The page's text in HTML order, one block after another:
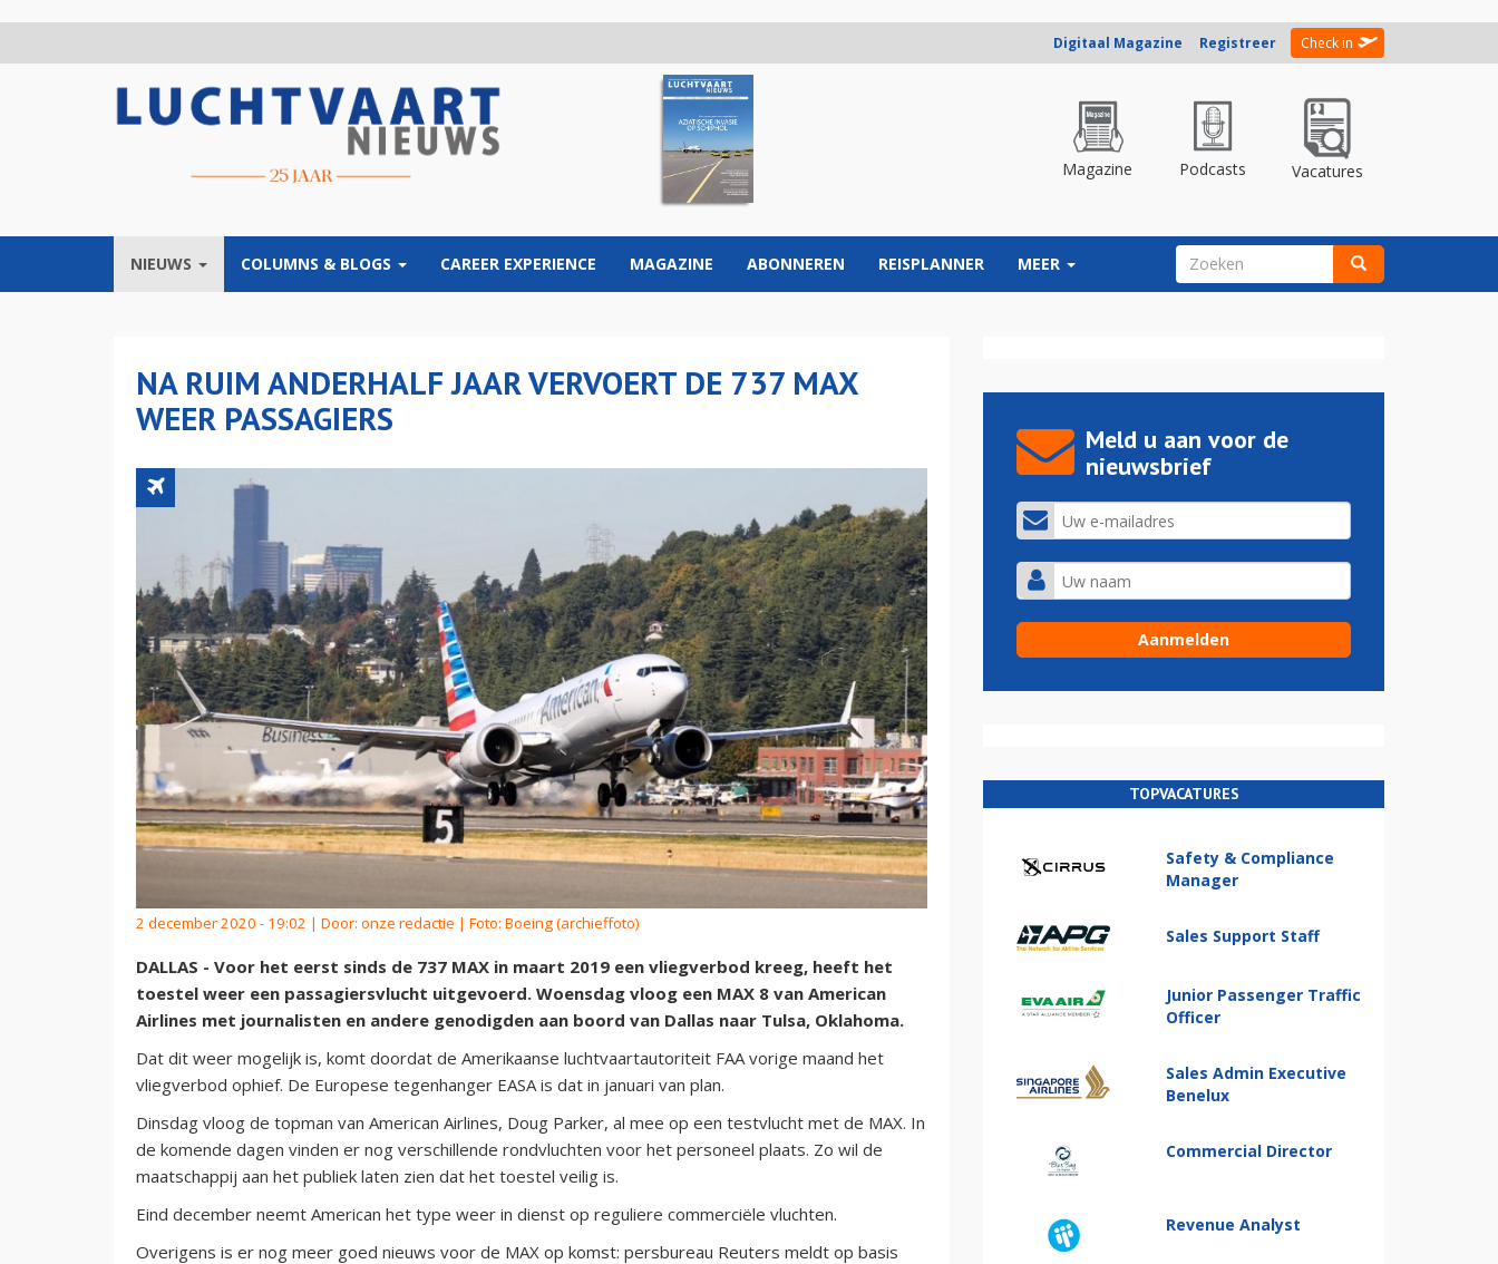
Digitaal Magazine Registreer Check in
Magazine Podcasts Vacatures
NIEUWS COLUMNS & BLOGS CAREER EXPERIENCE MAGAZINE ABONNEREN REISPLANNER MEER ZOEKVELD
NA RUIM ANDERHALF JAAR VERVOERT DE 737 MAX
WEER PASSAGIERS
2 december 2020 - 19:02 | Door: onze redactie | Foto: Boeing (archieffoto)
DALLAS - Voor het eerst sinds de 737 MAX in maart 2019 een vliegverbod kreeg, heeft het
toestel weer een passagiersvlucht uitgevoerd. Woensdag vloog een MAX 8 van American
Airlines met journalisten en andere genodigden aan boord van Dallas naar Tulsa, Oklahoma.
Dat dit weer mogelijk is, komt doordat de Amerikaanse luchtvaartautoriteit FAA vorige maand het
vliegverbod ophief. De Europese tegenhanger EASA is dat in januari van plan.
Dinsdag vloog de topman van American Airlines, Doug Parker, al mee op een testvlucht met de MAX. In
de komende dagen vinden er nog verschillende rondvluchten voor het personeel plaats. Zo wil de
maatschappij aan het publiek laten zien dat het toestel veilig is.
Eind december neemt American het type weer in dienst op reguliere commerciële vluchten.
Overigens is er nog meer goed nieuws voor de MAX op komst: persbureau Reuters meldt op basis
Meld u aan voor de
nieuwsbrief
TOPVACATURES
Safety & Compliance
Manager
Sales Support Staff
Junior Passenger Traffic
Officer
Sales Admin Executive
Benelux
Commercial Director
Revenue Analyst